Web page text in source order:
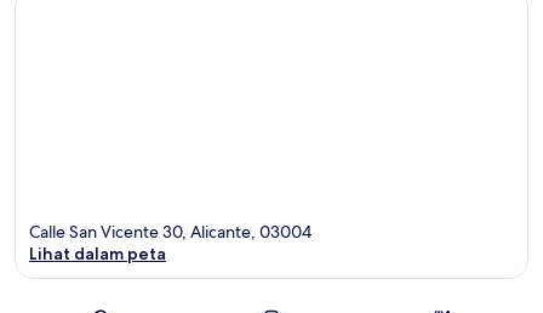
Calle San Vicente 30, Alicante, 03004
Lihat dalam peta